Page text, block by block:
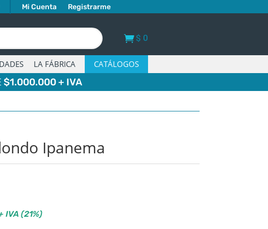
Mi Cuenta Registrarme
$ 0
LA FÁBRICA CATÁLOGOS
$1.000.000 + IVA
Ipanema
IVA (21%)